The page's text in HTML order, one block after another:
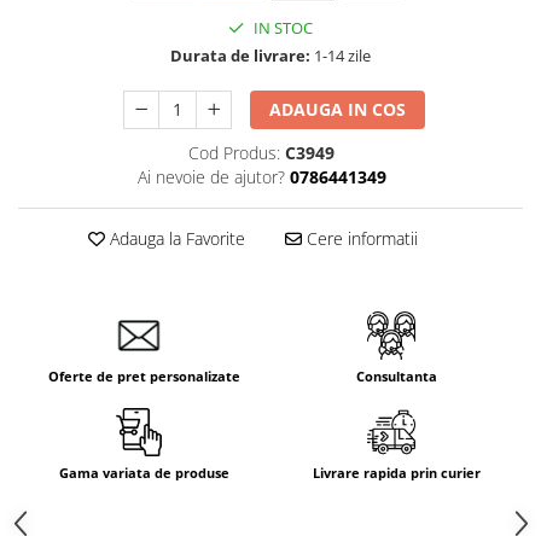
Intrerupatoare Touch / Standard
Intrerupatoare Touch / Standard
Italian
Întrerupătoare Mecanice
Living Now With Netatmo
Prize si Intrerupatoare
Aparataj Aplicat
Gama Palmyie Viko
Aparataj Clasic
IN STOC
Durata de livrare: 1-14 zile
ADAUGA IN COS
Cod Produs: C3949
Ai nevoie de ajutor? 0786441349
Adauga la Favorite Cere informatii
Oferte de pret personalizate Consultanta
Gama variata de produse Livrare rapida prin curier